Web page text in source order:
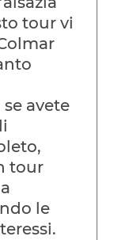
tour vi
avete
tour
le